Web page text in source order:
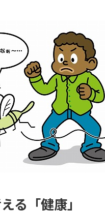
る「健康」